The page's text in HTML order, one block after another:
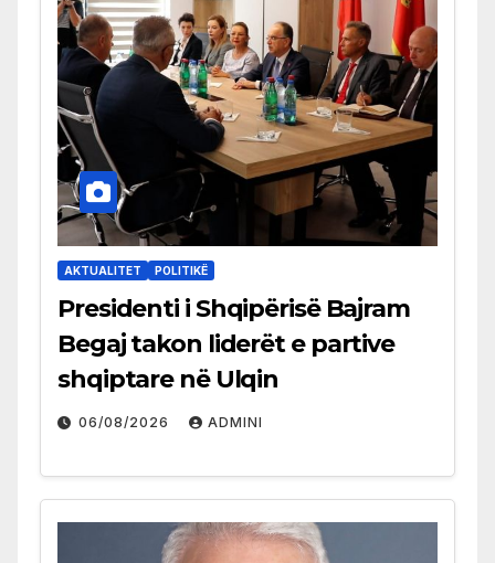
AKTUALITET POLITIKË
Presidenti i Shqipërisë Bajram
Begaj takon liderët e partive
shqiptare në Ulqin
06/08/2026 ADMINI